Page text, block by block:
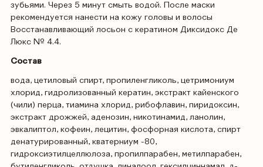
зубьями. Через 5 минут смыть водой. После маски
рекомендуется нанести на кожу головы и волосы
Восстанавливающий лосьон с кератином Диксидокс Де
Люкс № 4.4.
Состав
вода, цетиловый спирт, пропиленгликоль, цетримониум
хлорид, гидролизованный кератин, экстракт кайенского
(чили) перца, тиамина хлорид, рибофлавин, пиридоксин,
экстракт дрожжей, аденозин, никотинамид, ланолин,
эвкалиптол, кофеин, лецитин, фосфорная кислота, спирт
денатурированный, кватерниум -80,
гидроксиэтилцеллюлоза, пропилпарабен, метилпарабен,